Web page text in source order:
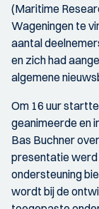
(Maritime
Wageningen te
aantal
en zich had
algemene
Om 16 uur
geanimeerde en
Bas Buchner
presentatie werd
ondersteuning
wordt bij de